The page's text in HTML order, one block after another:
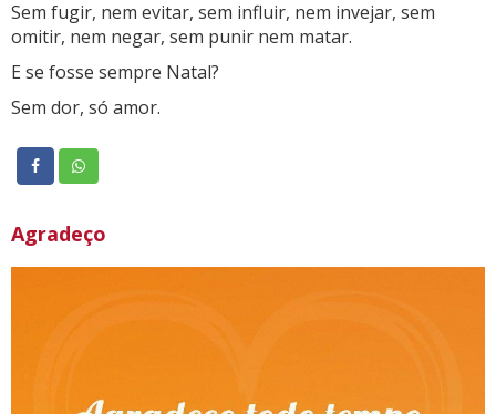
Sem fugir, nem evitar, sem influir, nem invejar, sem
omitir, nem negar, sem punir nem matar.
E se fosse sempre Natal?
Sem dor, só amor.
Agradeço